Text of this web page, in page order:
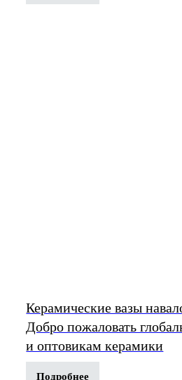
Керамические вазы
Добро пожаловать
и оптовикам керамики
Подробнее